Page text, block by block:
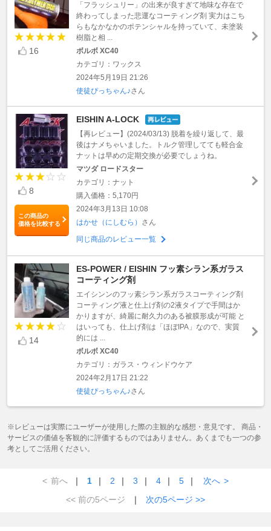
16
「フラッシュリー」の出来が良すぎて地味な存在で
終わってしまった悲運なコーティング剤 実力はこち
らもなかなかのポテンシャルを持っていて、未塗装
樹脂と相 ...
ボルボ XC40
カテゴリ：ワックス
2024年5月19日 21:26
使徒ぴっちゃん♪さん
8
この商品の
価格を比較する
EISHIN A-LOCK
【再レビュー】(2024/03/13) 脱着を繰り返して、最
後はナメちゃいました。トルク管理してても軽合金
ナットは早めの定期交換が必要でしょうね。
マツダ ロードスター
カテゴリ：ナット
購入価格：5,170円
2024年3月13日 10:08
はかせ（にしむら） さん
同じ商品のレビュー一覧
14
ES-POWER / EISHIN フッ素シラン系ガラス
コーティング剤
エイシンンのフッ素シラン系ガラスコーティング剤
コーティング液と仕上げ剤の2液タイプで手間はか
かりますが、綺麗に耐久力のある被膜形成が可能 と
はいっても、仕上げ剤は「ほぼIPA」なので、実質
的には ...
ボルボ XC40
カテゴリ：ガラス・ウィンドウケア
2024年2月17日 21:22
使徒ぴっちゃん♪さん
※レビューは実際にユーザーが使用した際の主観的な感想・意見です。 商品・
サービスの価値を客観的に評価するものではありません。あくまでも一つの参
考としてご活用ください。
< 前へ ｜ 1 ｜ 2 ｜ 3 ｜ 4 ｜ 5 ｜ 次へ >
<< 前の5ページ
｜ 次の5ページ >>